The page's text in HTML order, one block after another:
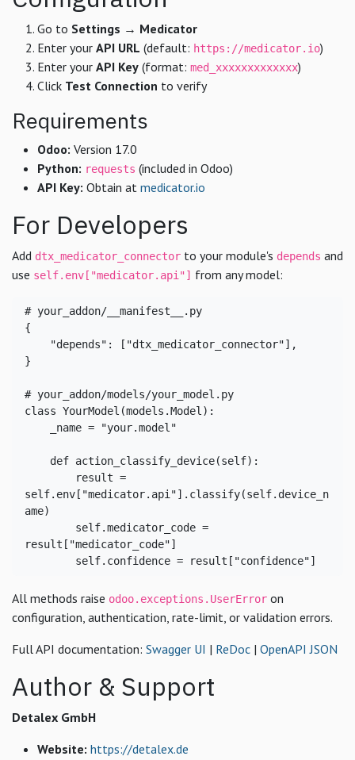
Go to Settings → Medicator
Enter your API URL (default: https://medicator.io)
Enter your API Key (format: med_xxxxxxxxxxxxx)
Click Test Connection to verify
Requirements
Odoo: Version 17.0
Python: requests (included in Odoo)
API Key: Obtain at medicator.io
For Developers
Add dtx_medicator_connector to your module's depends and
use self.env["medicator.api"] from any model:
# your_addon/__manifest__.py
{
"depends" : [ "dtx_medicator_connector"],
}
# your_addon/models/your_model.py
class YourModel(models.Model):
    _name =
"your.model"
def action_classify_device(self):
self.env[ "medicator.api"].classify(self.device_n
ame)
result[ "medicator_code"]
        self.confidence = result[
"confidence"]
All methods raise odoo.exceptions.UserError on
configuration, authentication, rate-limit, or validation errors.
Full API documentation: Swagger UI | ReDoc | OpenAPI JSON
Author & Support
Detalex GmbH
Website: https://detalex.de